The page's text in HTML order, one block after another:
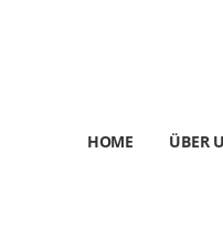
HOME ÜBER